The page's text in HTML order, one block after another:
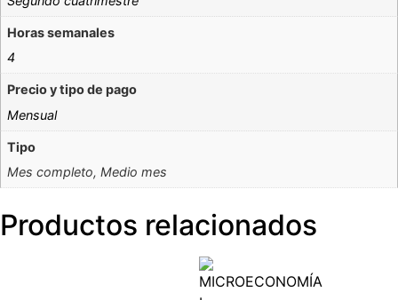
Horas semanales
4
Precio y tipo de pago
Mensual
Tipo
Mes completo, Medio mes
Productos relacionados